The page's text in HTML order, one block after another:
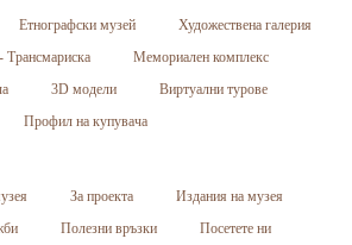
Етнографски музей
Художествена галерия
Трансмариска
Мемориален комплекс
3D модели
Виртуални турове
Профил на купувача
За проекта
Издания на музея
Полезни връзки
Посетете ни